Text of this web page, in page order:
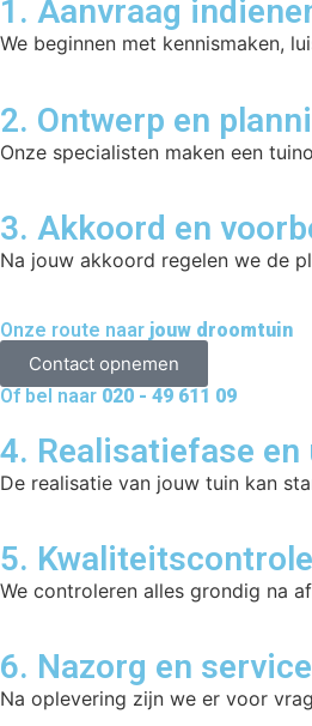
1. Aanvraag
We beginnen met kennismaken,
2. Ontwerp en
Onze specialisten maken een
3. Akkoord en
Na jouw akkoord regelen we de
Onze route naar jouw droomtuin
Contact opnemen
Of bel naar 020 - 49 611 09
4. Realisatiefase
De realisatie van jouw tuin kan
5.
We controleren alles grondig na
6. Nazorg en service
Na oplevering zijn we er voor